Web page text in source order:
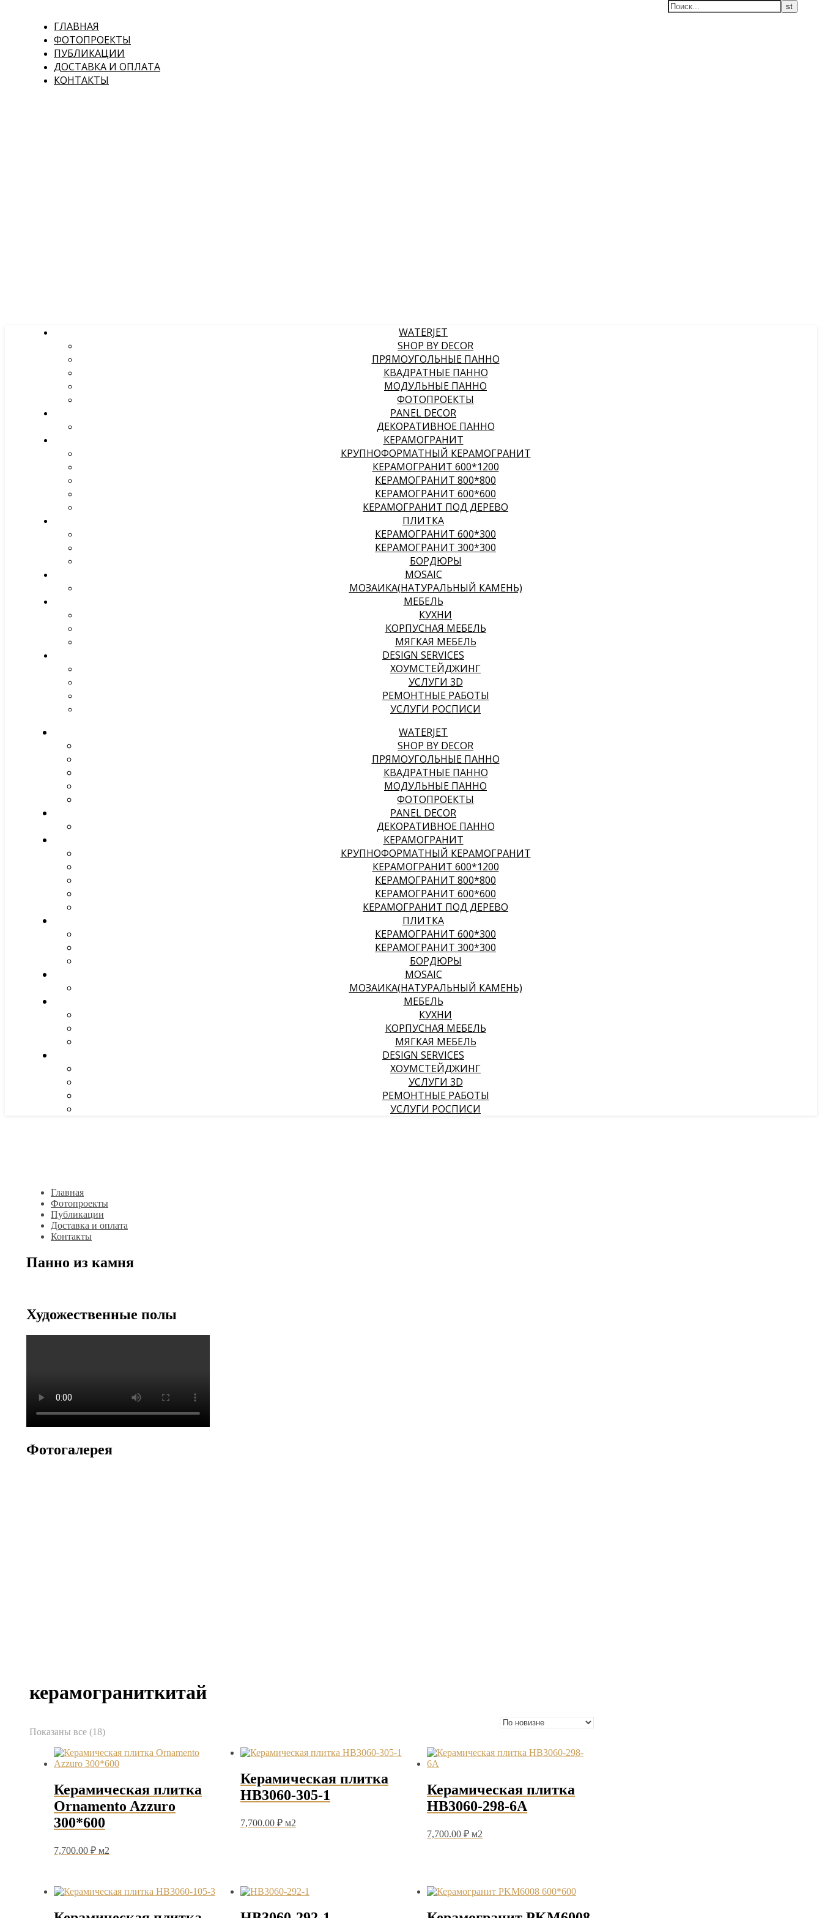
ГЛАВНАЯ
ФОТОПРОЕКТЫ
ПУБЛИКАЦИИ
ДОСТАВКА И ОПЛАТА
КОНТАКТЫ
WATERJET
SHOP BY DECOR
ПРЯМОУГОЛЬНЫЕ ПАННО
КВАДРАТНЫЕ ПАННО
МОДУЛЬНЫЕ ПАННО
ФОТОПРОЕКТЫ
PANEL DECOR
ДЕКОРАТИВНОЕ ПАННО
КЕРАМОГРАНИТ
КРУПНОФОРМАТНЫЙ КЕРАМОГРАНИТ
КЕРАМОГРАНИТ 600*1200
КЕРАМОГРАНИТ 800*800
КЕРАМОГРАНИТ 600*600
КЕРАМОГРАНИТ ПОД ДЕРЕВО
ПЛИТКА
КЕРАМОГРАНИТ 600*300
КЕРАМОГРАНИТ 300*300
БОРДЮРЫ
MOSAIC
МОЗАИКА(НАТУРАЛЬНЫЙ КАМЕНЬ)
МЕБЕЛЬ
КУХНИ
КОРПУСНАЯ МЕБЕЛЬ
МЯГКАЯ МЕБЕЛЬ
DESIGN SERVICES
ХОУМСТЕЙДЖИНГ
УСЛУГИ 3D
РЕМОНТНЫЕ РАБОТЫ
УСЛУГИ РОСПИСИ
WATERJET
SHOP BY DECOR
ПРЯМОУГОЛЬНЫЕ ПАННО
КВАДРАТНЫЕ ПАННО
МОДУЛЬНЫЕ ПАННО
ФОТОПРОЕКТЫ
PANEL DECOR
ДЕКОРАТИВНОЕ ПАННО
КЕРАМОГРАНИТ
КРУПНОФОРМАТНЫЙ КЕРАМОГРАНИТ
КЕРАМОГРАНИТ 600*1200
КЕРАМОГРАНИТ 800*800
КЕРАМОГРАНИТ 600*600
КЕРАМОГРАНИТ ПОД ДЕРЕВО
ПЛИТКА
КЕРАМОГРАНИТ 600*300
КЕРАМОГРАНИТ 300*300
БОРДЮРЫ
MOSAIC
МОЗАИКА(НАТУРАЛЬНЫЙ КАМЕНЬ)
МЕБЕЛЬ
КУХНИ
КОРПУСНАЯ МЕБЕЛЬ
МЯГКАЯ МЕБЕЛЬ
DESIGN SERVICES
ХОУМСТЕЙДЖИНГ
УСЛУГИ 3D
РЕМОНТНЫЕ РАБОТЫ
УСЛУГИ РОСПИСИ
Главная
Фотопроекты
Публикации
Доставка и оплата
Контакты
Панно из камня
Художественные полы
Фотогалерея
керамограниткитай
Показаны все (18)Сортировка:
недавние
Керамическая плитка
Ornamento Azzuro
300*600
7,700.00 ₽ м2
Керамическая плитка
HB3060-305-1
7,700.00₽ м2
Керамическая плитка
HB3060-298-6A
7,700.00₽ м2